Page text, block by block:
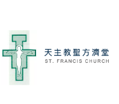
content